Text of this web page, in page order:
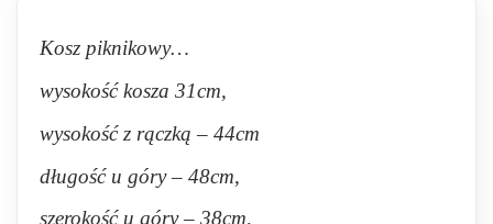
Kosz piknikowy…
wysokość kosza 31cm,
wysokość z rączką – 44cm
długość u góry – 48cm,
szerokość u góry – 38cm,